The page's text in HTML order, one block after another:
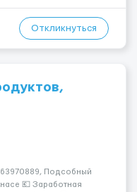
Откликнуться
Подсобный
💶 Заработная